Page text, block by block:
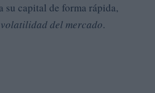
su capital de forma rápida,
volatilidad del mercado.